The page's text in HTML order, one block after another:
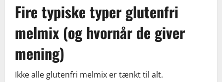
Fire typiske typer glutenfri
melmix (og hvornår de giver
mening)
Ikke alle glutenfri melmix er tænkt til alt.